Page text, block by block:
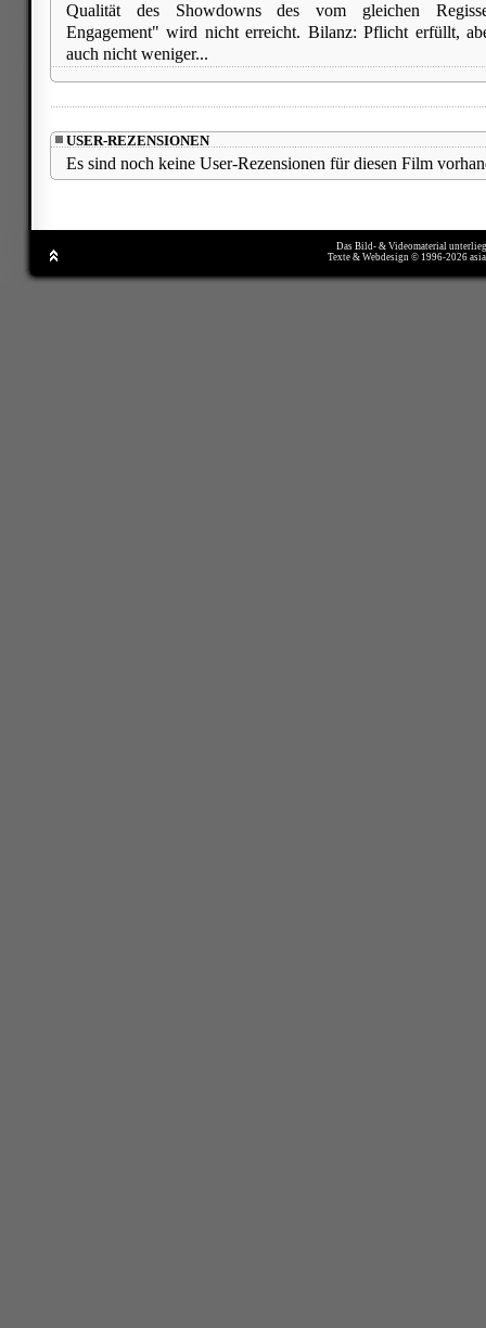
Qualität des Showdowns des vom gleichen
Engagement" wird nicht erreicht. Bilanz: Pflicht erfüllt,
auch nicht weniger...
USER-REZENSIONEN
Es sind noch keine User-Rezensionen für diesen Film
Das Bild- & Videomaterial
Texte & Webdesign © 1996-2026